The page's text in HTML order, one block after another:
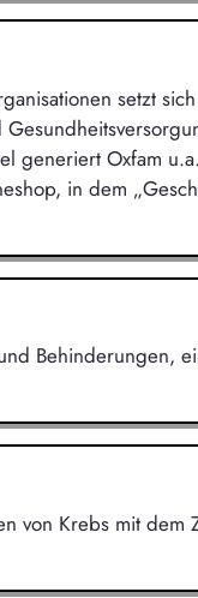
setzt
generiert Oxfam
in dem
Behinderungen,
von Krebs mit dem